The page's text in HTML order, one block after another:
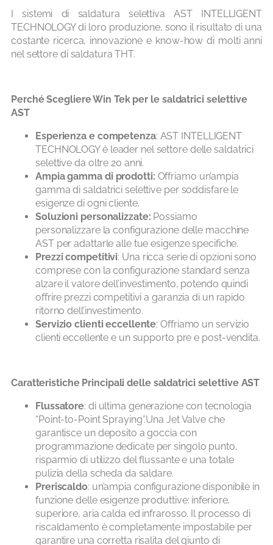
I sistemi di saldatura selettiva AST INTELLIGENT
TECHNOLOGY di loro produzione, sono il risultato di una
costante ricerca, innovazione e know-how di molti anni
nel settore di saldatura THT.
Perché Scegliere Win Tek per le saldatrici selettive
AST
Esperienza e competenza: AST INTELLIGENT
TECHNOLOGY è leader nel settore delle saldatrici
selettive da oltre 20 anni.
Ampia gamma di prodotti: Offriamo un’ampia
gamma di saldatrici selettive per soddisfare le
esigenze di ogni cliente.
Soluzioni personalizzate: Possiamo
personalizzare la configurazione delle macchine
AST per adattarle alle tue esigenze specifiche.
Prezzi competitivi: Una ricca serie di opzioni sono
comprese con la configurazione standard senza
alzare il valore dell’investimento, potendo quindi
offrire prezzi competitivi a garanzia di un rapido
ritorno dell’investimento.
Servizio clienti eccellente: Offriamo un servizio
clienti eccellente e un supporto pre e post-vendita.
Caratteristiche Principali delle saldatrici selettive AST
Flussatore: di ultima generazione con tecnologia
“Point-to-Point Spraying”.Una Jet Valve che
garantisce un deposito a goccia con
programmazione dedicate per singolo punto,
risparmio di utilizzo del flussante e una totale
pulizia della scheda da saldare.
Preriscaldo: un’ampia configurazione disponibile in
funzione delle esigenze produttive: inferiore,
superiore, aria calda ed infrarosso. Il processo di
riscaldamento è completamente impostabile per
garantire una corretta risalita del giunto di